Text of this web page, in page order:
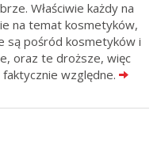
Właściwie każdy na
na temat kosmetyków,
są pośród kosmetyków i
oraz te droższe, więc
względne.